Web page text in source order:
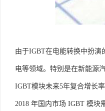
由于IGBT在电能转换中扮演
电等领域。特别是在新能源
IGBT模块未来5年复合增长
2018 年国内市场 IGBT 模块